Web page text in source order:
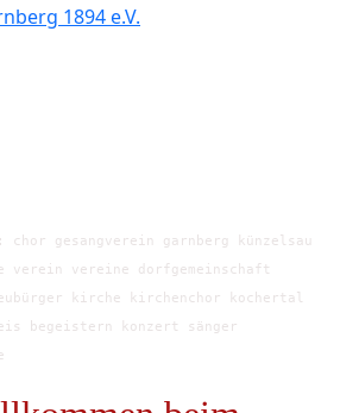
gesangverein garnberg künzelsau
verein vereine dorfgemeinschaft
kirche kirchenchor kochertal
begeistern konzert sänger